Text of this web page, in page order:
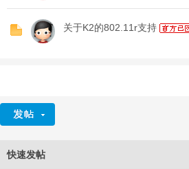
关于K2的802.11r支持
快速发帖